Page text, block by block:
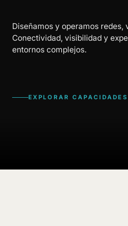
Diseñamos y operamos redes,
Conectividad, visibilidad y
entornos complejos.
EXPLORAR CAPACIDADES